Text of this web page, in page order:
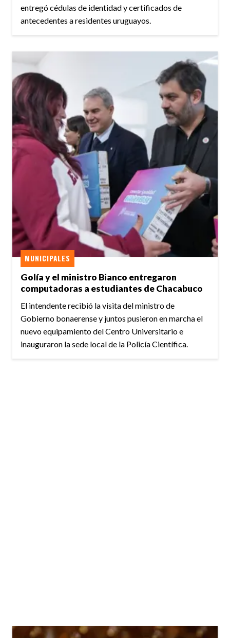
entregó cédulas de identidad y certificados de
antecedentes a residentes uruguayos.
Golía y el ministro Bianco entregaron
computadoras a estudiantes de Chacabuco
MUNICIPALES
El intendente recibió la visita del ministro de
Gobierno bonaerense y juntos pusieron en marcha el
nuevo equipamiento del Centro Universitario e
inauguraron la sede local de la Policía Científica.